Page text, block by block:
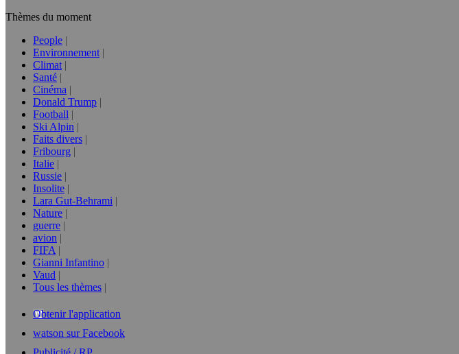
Thèmes du moment
People
Environnement
Climat
Santé
Cinéma
Donald Trump
Football
Ski Alpin
Faits divers
Fribourg
Italie
Russie
Insolite
Lara Gut-Behrami
Nature
guerre
avion
FIFA
Gianni Infantino
Vaud
Tous les thèmes
Obtenir l'application
watson sur Facebook